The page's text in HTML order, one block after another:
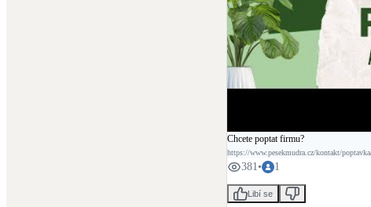
Chcete poptat firmu?
https://www.pesekmudra.cz/kontakt/
381• 1
Libí se